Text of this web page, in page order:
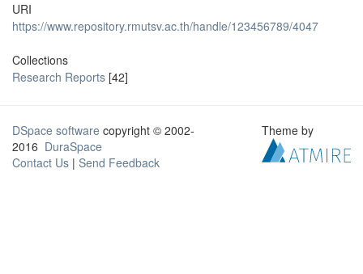
URI
https://www.repository.rmutsv.ac.th/handle/123456789/4047
Collections
Research Reports [42]
DSpace software copyright © 2002-
2016 DuraSpace
Contact Us | Send Feedback
Theme by